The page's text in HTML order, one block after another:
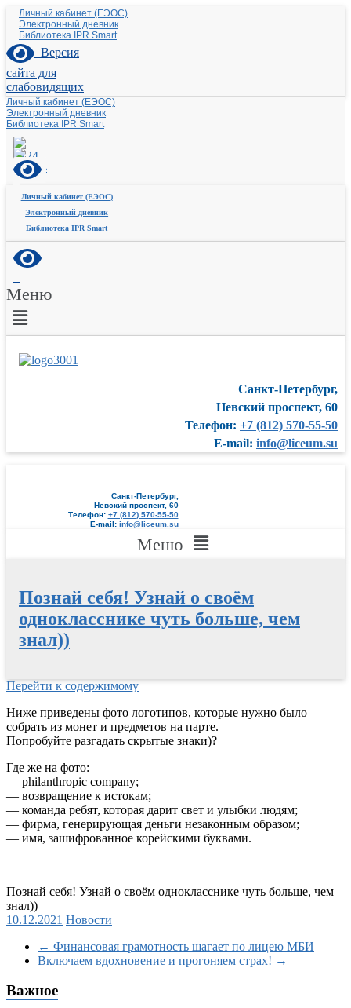
Личный кабинет (ЕЭОС)
Электронный дневник
Библиотека IPR Smart
Версия
сайта для
слабовидящих
Личный кабинет (ЕЭОС)
Электронный дневник
Библиотека IPR Smart
Личный кабинет (ЕЭОС)
Электронный дневник
Библиотека IPR Smart
Меню
Санкт-Петербург,
Невский проспект, 60
Телефон: +7 (812) 570-55-50
E-mail: info@liceum.su
Санкт-Петербург,
Невский проспект, 60
Телефон: +7 (812) 570-55-50
E-mail: info@liceum.su
Меню
Познай себя! Узнай о своём
однокласснике чуть больше, чем
знал))
Перейти к содержимому
Ниже приведены фото логотипов, которые нужно было
собрать из монет и предметов на парте.
Попробуйте разгадать скрытые знаки)?
Где же на фото:
— philanthropic company;
— возвращение к истокам;
— команда ребят, которая дарит свет и улыбки людям;
— фирма, генерирующая деньги незаконным образом;
— имя, зашифрованное корейскими буквами.
Познай себя! Узнай о своём однокласснике чуть больше, чем
знал))
10.12.2021 Новости
← Финансовая грамотность шагает по лицею МБИ
Включаем вдохновение и прогоняем страх! →
Важное